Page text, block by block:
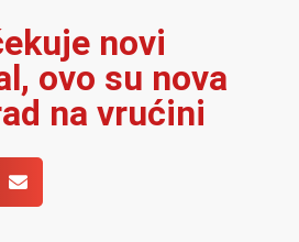
novi
ovo su nova
na vrućini